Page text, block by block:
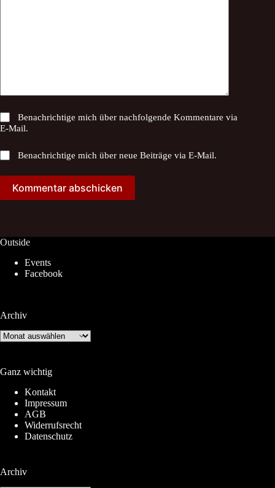
Benachrichtige mich über nachfolgende Kommentare via
E-Mail.
Benachrichtige mich über neue Beiträge via E-Mail.
Kommentar abschicken
Outside
Events
Facebook
Archiv
Archiv
Ganz wichtig
Kontakt
Impressum
AGB
Widerrufsrecht
Datenschutz
Archiv